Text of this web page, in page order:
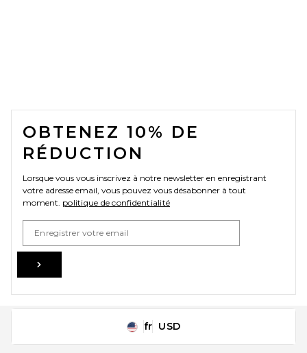
FOOTER
OBTENEZ 10% DE
RÉDUCTION
Lorsque vous vous inscrivez à notre newsletter en enregistrant
votre adresse email, vous pouvez vous désabonner à tout
moment. politique de confidentialité
Change Country Regions
fr USD